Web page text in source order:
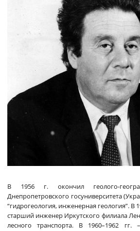
В 1956 г. окончил геолого-
Днепропетровского госуниверситета
“гидрогеология, инженерная геология”. В
старший инженер Иркутского филиала
лесного транспорта. В 1960–1962 гг.